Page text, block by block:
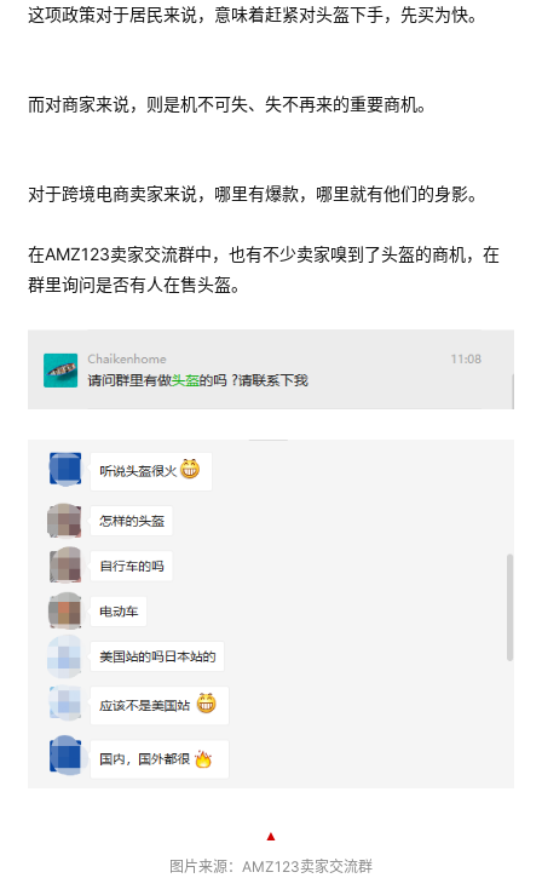
这项政策对于居民来说，意味着赶紧对头盔下手，先买为快。
而对商家来说，则是机不可失、失不再来的重要商机。
对于跨境电商卖家来说，哪里有爆款，哪里就有他们的身影。
在AMZ123卖家交流群中，也有不少卖家嗅到了头盔的商机，在
群里询问是否有人在售头盔。
▲
图片来源：AMZ123卖家交流群